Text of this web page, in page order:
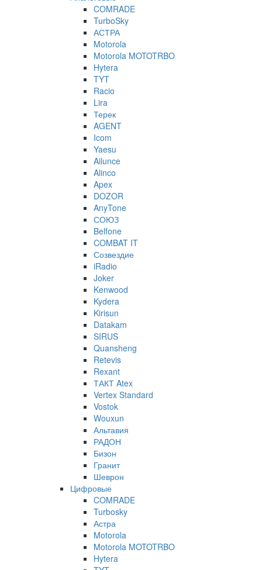
COMRADE
TurboSky
АСТРА
Motorola
Motorola MOTOTRBO
Hytera
TYT
Racio
Lira
Терек
AGENT
Icom
Yaesu
Ailunce
Alinco
Apex
DOZOR
AnyTone
СОЮЗ
Belfone
COMBAT IT
Созвездие
iRadio
Joker
Kenwood
Kydera
Kirisun
Datakam
SIRUS
Quansheng
Retevis
Rexant
ТАКТ Atex
Vertex Standard
Vostok
Wouxun
Альтавия
РАДОН
Бизон
Гранит
Шеврон
Цифровые
COMRADE
Turbosky
Астра
Motorola
Motorola MOTOTRBO
Hytera